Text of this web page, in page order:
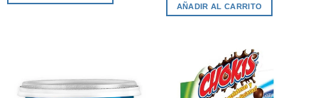
AÑADIR AL CARRITO